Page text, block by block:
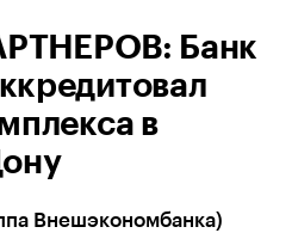
Банк
в
Внешэкономбанка)